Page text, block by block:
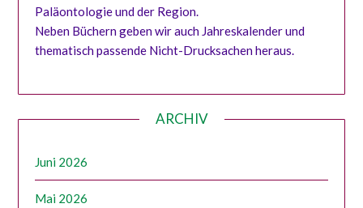
Paläontologie und der Region.
Neben Büchern geben wir auch Jahreskalender und
thematisch passende Nicht-Drucksachen heraus.
ARCHIV
Juni 2026
Mai 2026